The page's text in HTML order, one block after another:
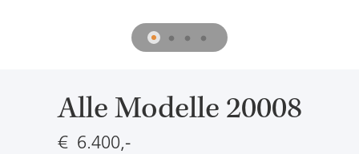
Alle Modelle 20008
€ 6.400,-